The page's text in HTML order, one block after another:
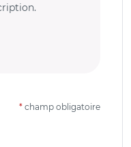
* champ obligatoire